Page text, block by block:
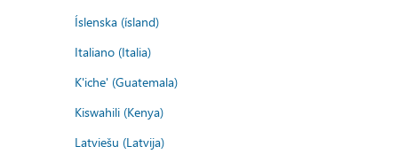
Íslenska (ísland)
Italiano (Italia)
K'iche' (Guatemala)
Kiswahili (Kenya)
Latviešu (Latvija)